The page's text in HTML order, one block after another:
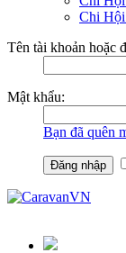
Chi
Tên tài khoản hoặc
Mật khẩu:
Bạn đã quên